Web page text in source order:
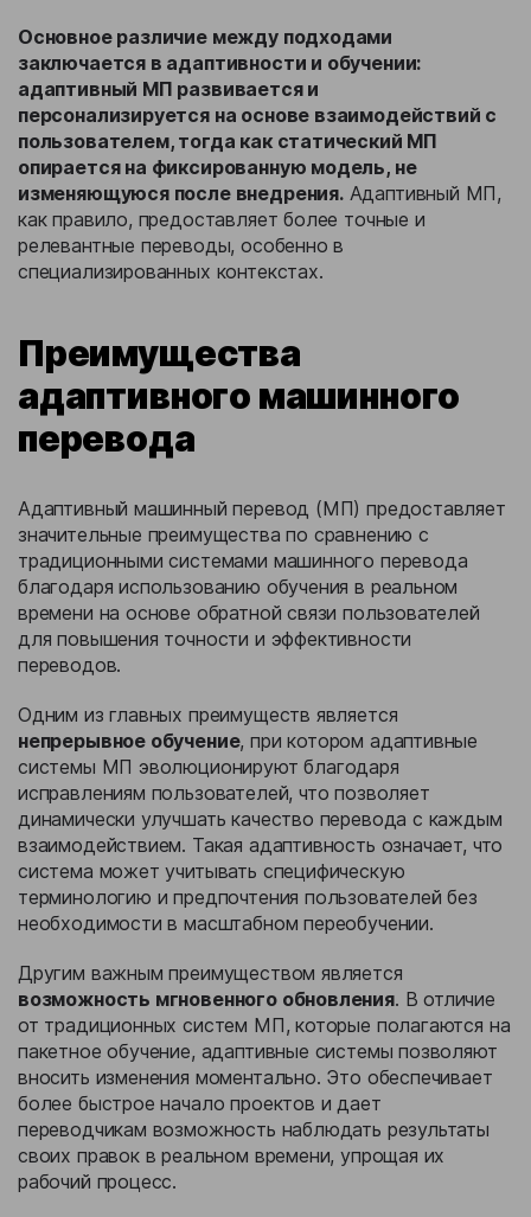
Основное различие между подходами
заключается в адаптивности и обучении:
адаптивный МП развивается и
персонализируется на основе взаимодействий с
пользователем, тогда как статический МП
опирается на фиксированную модель, не
изменяющуюся после внедрения.Адаптивный МП,
как правило, предоставляет более точные и
релевантные переводы, особенно в
специализированных контекстах.
Преимущества
адаптивного машинного
перевода
Адаптивный машинный перевод (МП) предоставляет
значительные преимущества по сравнению с
традиционными системами машинного перевода
благодаря использованию обучения в реальном
времени на основе обратной связи пользователей
для повышения точности и эффективности
переводов.
Одним из главных преимуществ является
непрерывное обучение, при котором адаптивные
системы МП эволюционируют благодаря
исправлениям пользователей, что позволяет
динамически улучшать качество перевода с каждым
взаимодействием. Такая адаптивность означает, что
система может учитывать специфическую
терминологию и предпочтения пользователей без
необходимости в масштабном переобучении.
Другим важным преимуществом является
возможность мгновенного обновления. В отличие
от традиционных систем МП, которые полагаются на
пакетное обучение, адаптивные системы позволяют
вносить изменения моментально. Это обеспечивает
более быстрое начало проектов и дает
переводчикам возможность наблюдать результаты
своих правок в реальном времени, упрощая их
рабочий процесс.